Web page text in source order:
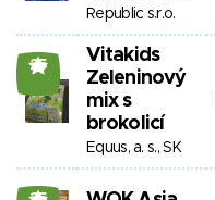
Republic s.r.o.
25
Vitakids
Zeleninový
mix s
brokolicí
Equus, a. s., SK